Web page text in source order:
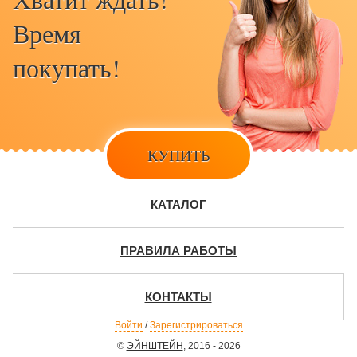
Время
покупать!
КУПИТЬ
КАТАЛОГ
ПРАВИЛА РАБОТЫ
КОНТАКТЫ
Войти /Зарегистрироваться
© ЭЙНШТЕЙН , 2016 - 2026